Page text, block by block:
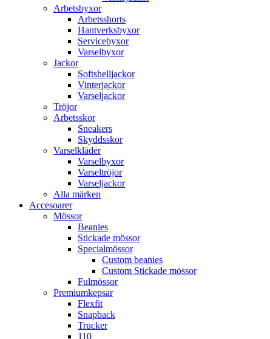
Arbetsbyxor
Arbetsshorts
Hantverksbyxor
Servicebyxor
Varselbyxor
Jackor
Softshelljackor
Vinterjackor
Varseljackor
Tröjor
Arbetsskor
Sneakers
Skyddsskor
Varselkläder
Varselbyxor
Varseltröjor
Varseljackor
Alla märken
Accesoarer
Mössor
Beanies
Stickade mössor
Specialmössor
Custom beanies
Custom Stickade mössor
Fulmössor
Premiumkepsar
Flexfit
Snapback
Trucker
110